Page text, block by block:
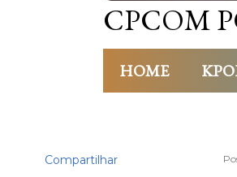
CPCOM
HOME
Compartilhar